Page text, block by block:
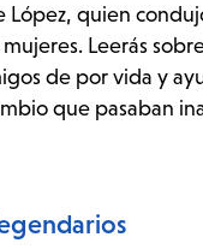
López, quien
Leerás
de por vida y
que pasaban